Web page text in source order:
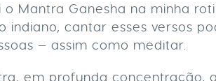
o Mantra Ganesha na minha
indiano, cantar esses versos
— assim como meditar.
em profunda concentração,